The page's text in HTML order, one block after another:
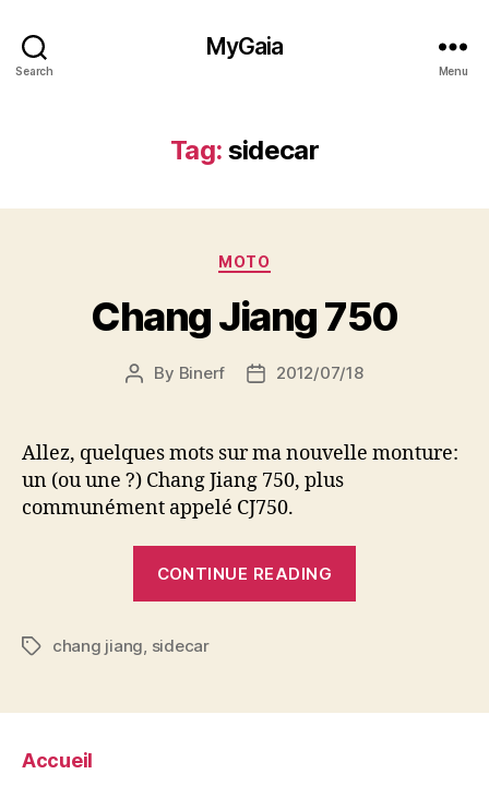
Search
MyGaia
Menu
Tag: sidecar
Categories
MOTO
Chang Jiang 750
Post
By Binerf
Post2012/07/18
Allez, quelques mots sur ma nouvelle monture:
un (ou une ?) Chang Jiang 750, plus
communément appelé CJ750.
CONTINUE READING
Tagschang jiang, sidecar
Accueil